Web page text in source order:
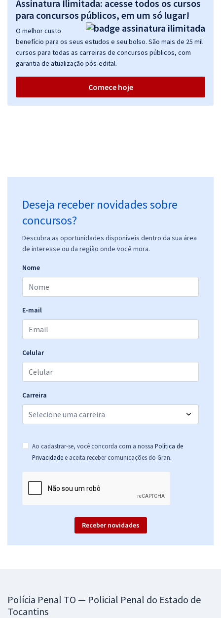
Assinatura Ilimitada: acesse todos os cursos
para concursos públicos, em um só lugar!
O melhor custo
benefício para os seus estudos e seu bolso. São mais de 25 mil
cursos para todas as carreiras de concursos públicos, com
garantia de atualização pós-edital.
Comece hoje
Deseja receber novidades sobre
concursos?
Descubra as oportunidades disponíveis dentro da sua área
de interesse ou da região onde você mora.
Nome
E-mail
Celular
Carreira
Ao cadastrar-se, você concorda com a nossa Política de
Privacidade e aceita receber comunicações do Gran.
Receber novidades
Polícia Penal TO — Policial Penal do Estado de
Tocantins